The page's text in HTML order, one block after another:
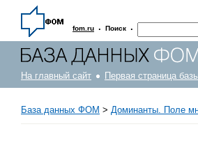
fom.ru · Поиск ·
На главный сайт Первая страница
База данных ФОМ > Доминанты. Поле